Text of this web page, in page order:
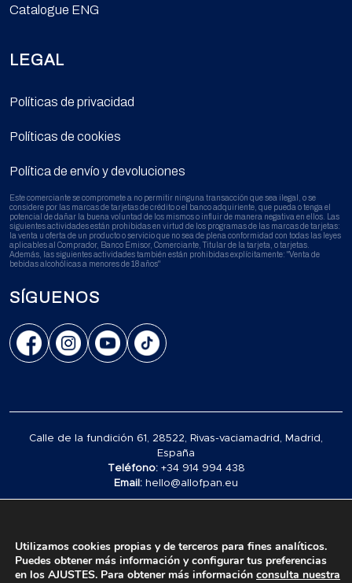
Catalogue ENG
LEGAL
Políticas de privacidad
Políticas de cookies
Política de envío y devoluciones
Este comerciante se compromete a no permitir ninguna transacción que sea ilegal, o se
considere por las marcas de tarjetas de crédito o el banco adquiriente, que pueda o tenga el
potencial de dañar la buena voluntad de los mismos o influir de manera negativa en ellos. Las
siguientes actividades están prohibidas en virtud de los programas de las marcas de tarjetas:
la venta u oferta de un producto o servicio que no sea de plena conformidad con todas las leyes
aplicables al Comprador, Banco Emisor, Comerciante, Titular de la tarjeta, o tarjetas.
Además, las siguientes actividades también están prohibidas explícitamente: "Venta de
bebidas alcohólicas a menores de 18 años"
SÍGUENOS
Calle de la fundición 61, 28522, Rivas-vaciamadrid, Madrid,
España
Teléfono: +34 914 994 438
Email: hello@allofpan.eu
Utilizamos cookies propias y de terceros para fines analíticos.
Puedes obtener más información y configurar tus preferencias
en los AJUSTES. Para obtener más información consulta nuestra